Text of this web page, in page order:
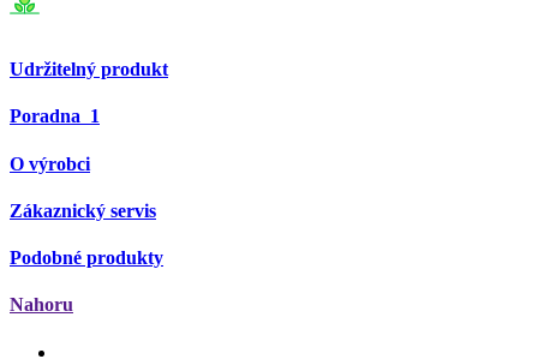
Udržitelný produkt
Poradna 1
O výrobci
Zákaznický servis
Podobné produkty
Nahoru